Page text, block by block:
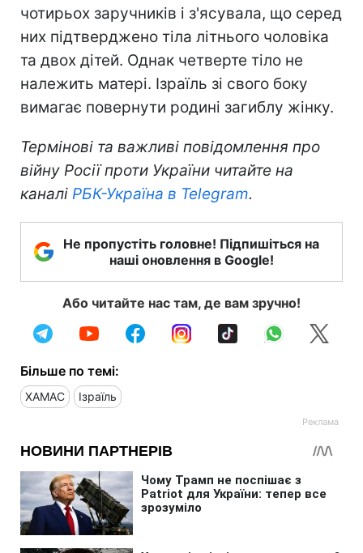
чотирьох заручників і з'ясувала, що серед
них підтверджено тіла літнього чоловіка
та двох дітей. Однак четверте тіло не
належить матері. Ізраїль зі свого боку
вимагає повернути родині загиблу жінку.
Термінові та важливі повідомлення про
війну Росії проти України читайте на
каналі РБК-Україна в Telegram.
Не пропустіть головне! Підпишіться на
наші оновлення в Google!
Або читайте нас там, де вам зручно!
Більше по темі:
ХАМАС Ізраїль